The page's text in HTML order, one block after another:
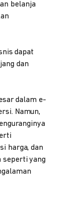
belanja
dapat
dan
dalam e-
Namun,
harga, dan
seperti yang